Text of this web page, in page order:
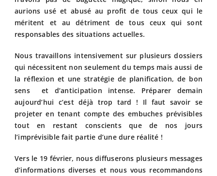
aurions usé et abusé au profit de tous ceux qui le
méritent et au détriment de tous ceux qui sont
responsables des situations actuelles.
Nous travaillons intensivement sur plusieurs dossiers
qui nécessitent non seulement du temps mais aussi de
la réflexion et une stratégie de planification, de bon
sens et d’anticipation intense. Préparer demain
aujourd’hui c’est déjà trop tard ! Il faut savoir se
projeter en tenant compte des embuches prévisibles
tout en restant conscients que de nos jours
l’imprévisible fait partie d’une dure réalité !
Vers le 19 février, nous diffuserons plusieurs messages
d’informations diverses et nous vous recommandons